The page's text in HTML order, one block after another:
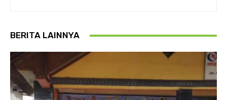
BERITA LAINNYA